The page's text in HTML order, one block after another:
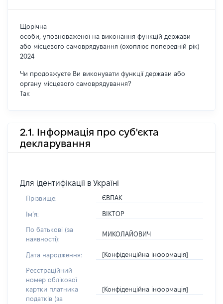
Щорічна
особи, уповноваженої на виконання функцій держави
або місцевого самоврядування (охоплює попередній рік)
2024
Чи продовжуєте Ви виконувати функції держави або
органу місцевого самоврядування?
Так
2.1. Інформація про суб'єкта
декларування
Для ідентифікації в Україні
Прізвище: ЄВПАК
Імʼя: ВІКТОР
По батькові (за
наявності):
МИКОЛАЙОВИЧ
Дата народження: [Конфіденційна інформація]
Реєстраційний
номер облікової
картки платника
податків (за
[Конфіденційна інформація]